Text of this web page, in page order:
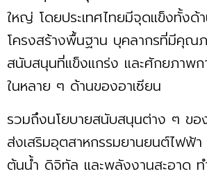
ใหญ่ โดยประเทศไทยมีจุดแข็งทั้งด้
โครงสร้างพื้นฐาน บุคลากรที่มีคุณ
สนับสนุนที่แข็งแกร่ง และศักยภาพก
ในหลาย ๆ ด้านของอาเซียน
รวมถึงนโยบายสนับสนุนต่าง ๆ ขอ
ส่งเสริมอุตสาหกรรมยานยนต์ไฟฟ้
ต้นน้ำ ดิจิทัล และพลังงานสะอาด